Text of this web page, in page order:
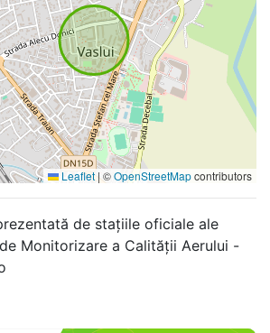
Leaflet|©OpenStreetMapcontributors
de stațiile oficiale ale
Monitorizare a Calității Aerului -